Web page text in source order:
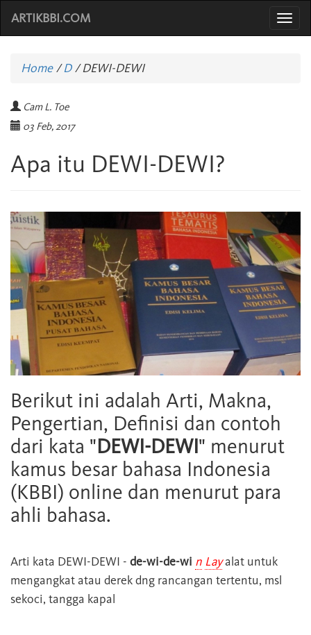
ARTIKBBI.COM
Home/D /DEWI-DEWI
Cam L. Toe
03 Feb, 2017
Apa itu DEWI-DEWI?
Berikut ini adalah Arti, Makna,
Pengertian, Definisi dan contoh
dari kata "DEWI-DEWI" menurut
kamus besar bahasa Indonesia
(KBBI) online dan menurut para
ahli bahasa.
Arti kata DEWI-DEWI - de-wi-de-wi n Layalat untuk
mengangkat atau derek dng rancangan tertentu, msl
sekoci, tangga kapal